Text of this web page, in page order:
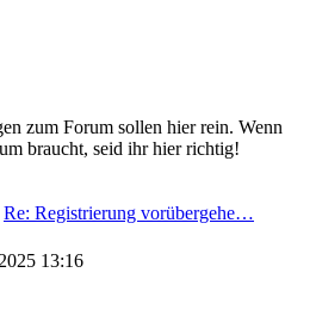
zum Forum sollen hier rein. Wenn
braucht, seid ihr hier richtig!
Re: Registrierung vorübergehe…
13:16